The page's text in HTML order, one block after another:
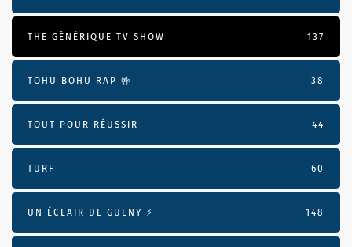
THE GÉNÉRIQUE TV SHOW 137
TOHU BOHU RAP 🤟 38
TOUT POUR RÉUSSIR 44
TURF 60
UN ÉCLAIR DE GUENY ⚡️ 148